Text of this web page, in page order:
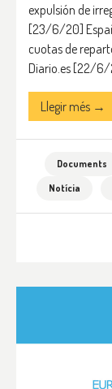
expulsión de
[23/6/20]
cuotas de
Diario.es [22/6/
Llegir més →
Documents
Notícia